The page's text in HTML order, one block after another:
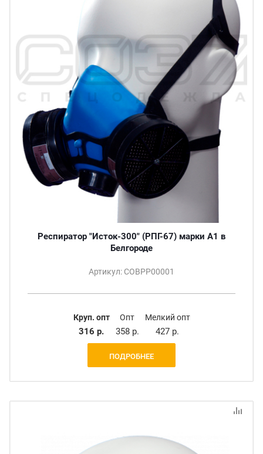
Респиратор "Исток-300" (РПГ-67) марки А1 в
Белгороде
Артикул: СОВРР00001
Круп. опт
316 р.
Опт
358 р.
Мелкий опт
427 р.
ПОДРОБНЕЕ